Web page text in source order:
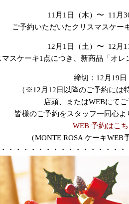
11月1日（木）〜 11月
ご予約いただいたクリスマスケー
12月1日（土）〜 12月
マスケーキ1点につき、新商品「オレ
締切：12月19日
（※12月12日以降のご予約には
店頭、またはWEBにてご
皆様のご予約をスタッフ一同心よ
WEB 予約はこ
（MONTE ROSA ケーキWEB
・・・・・・・・・・・・・・・・